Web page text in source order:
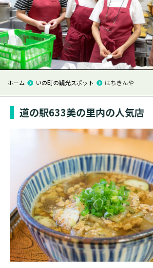
ホーム いの町の観光スポット はちきんや
道の駅633美の里内の人気店